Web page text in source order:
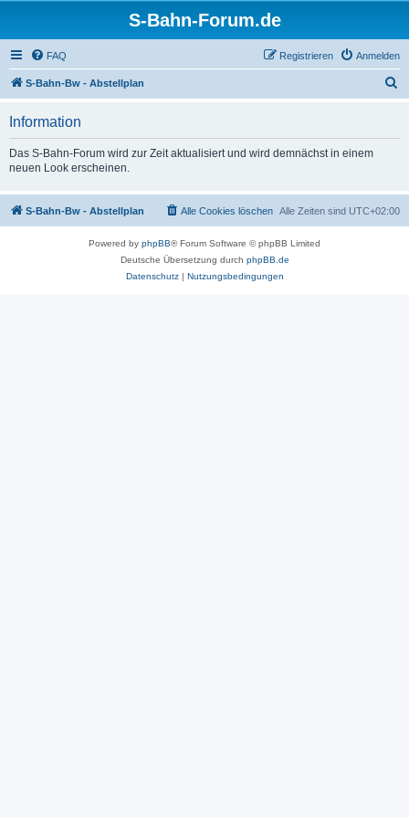
S-Bahn-Forum.de
FAQ Anmelden
Registrieren
S-Bahn-Bw - Abstellplan
Information
Das S-Bahn-Forum wird zur Zeit aktualisiert und wird demnächst in einem
neuen Look erscheinen.
S-Bahn-Bw - Abstellplan Alle Zeiten sind UTC+02:00
Alle Cookies löschen
Powered by phpBB® Forum Software © phpBB Limited
Deutsche Übersetzung durch phpBB.de
Datenschutz| Nutzungsbedingungen